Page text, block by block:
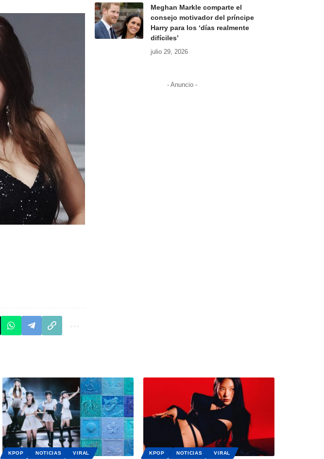
Meghan Markle comparte el
consejo motivador del príncipe
Harry para los ‘días realmente
difíciles’
julio 29, 2026
- Anuncio -
KPOP NOTICIAS VIRAL KPOP NOTICIAS VIRAL